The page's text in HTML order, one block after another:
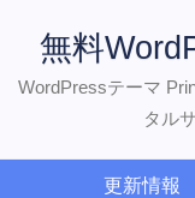
無料
WordPressテーマ
タル
更新情報